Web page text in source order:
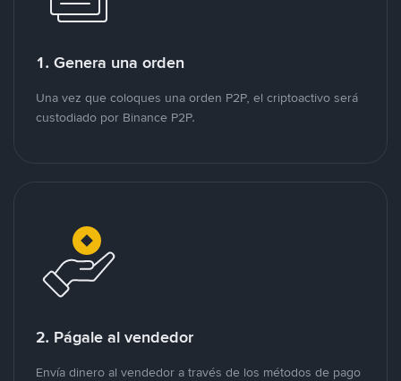
1. Genera una orden
Una vez que coloques una orden P2P, el criptoactivo será
custodiado por Binance P2P.
2. Págale al vendedor
Envía dinero al vendedor a través de los métodos de pago